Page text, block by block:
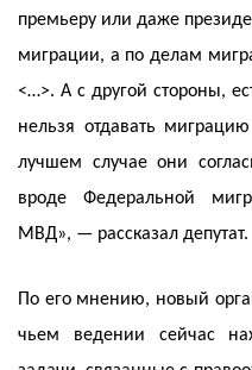
премьеру или даже
миграции, а по делам
<…>. А с другой стороны,
нельзя отдавать
лучшем случае они
вроде Федеральной
МВД», — рассказал депутат.
По его мнению, новый
чьем ведении сейчас